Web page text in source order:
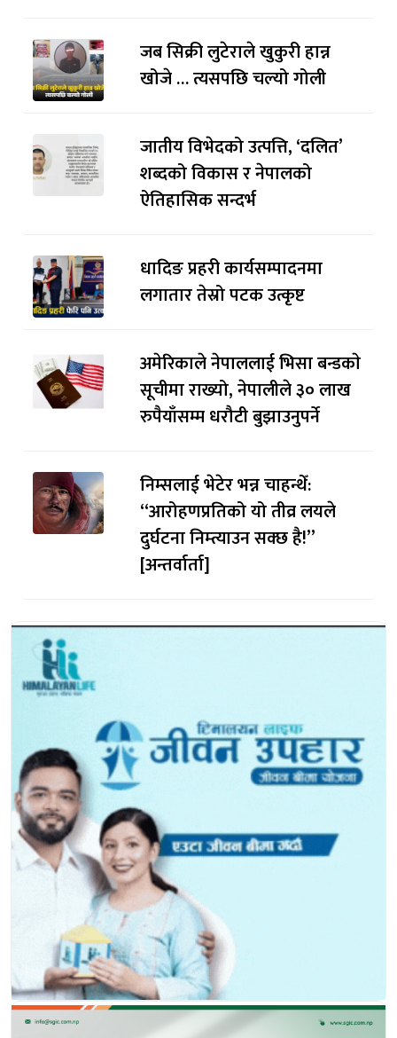
जब सिक्री लुटेराले खुकुरी हान्न
खोजे … त्यसपछि चल्यो गोली
जातीय विभेदको उत्पत्ति, ‘दलित’
शब्दको विकास र नेपालको
ऐतिहासिक सन्दर्भ
धादिङ प्रहरी कार्यसम्पादनमा
लगातार तेस्रो पटक उत्कृष्ट
अमेरिकाले नेपाललाई भिसा बन्डकाे
सूचीमा राख्यो, नेपालीले ३० लाख
रुपैयाँसम्म धरौटी बुझाउनुपर्ने
निम्सलाई भेटेर भन्न चाहन्थेँ:
“आरोहणप्रतिको यो तीव्र लयले
दुर्घटना निम्त्याउन सक्छ है!”
[अन्तर्वार्ता]